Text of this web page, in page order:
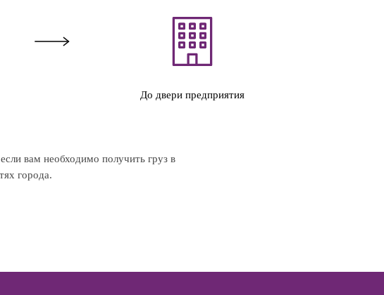
До двери предприятия
вам необходимо получить груз в
города.